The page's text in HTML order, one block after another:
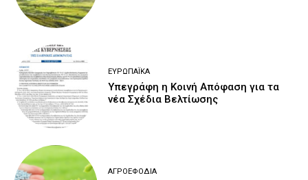
ΕΥΡΩΠΑΪΚΆ
Υπεγράφη η Κοινή Απόφαση για τα
νέα Σχέδια Βελτίωσης
ΑΓΡΟΕΦΌΔΙΑ